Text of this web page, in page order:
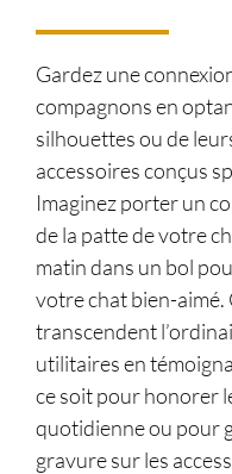
Gardez une
compagnons en
silhouettes ou de
accessoires conçus
Imaginez porter un
de la patte de votre
matin dans un bol
votre chat bien-aimé.
transcendent
utilitaires en
ce soit pour honorer
quotidienne ou pour
gravure sur les